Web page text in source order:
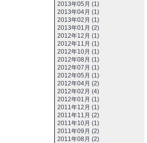
2013年05月 (1)
2013年04月 (1)
2013年02月 (1)
2013年01月 (2)
2012年12月 (1)
2012年11月 (1)
2012年10月 (1)
2012年08月 (1)
2012年07月 (1)
2012年05月 (1)
2012年04月 (2)
2012年02月 (4)
2012年01月 (1)
2011年12月 (1)
2011年11月 (2)
2011年10月 (1)
2011年09月 (2)
2011年08月 (2)